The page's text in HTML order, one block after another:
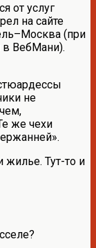
от услуг
на сайте
(при
в ВебМани).
не
же чехи
жилье. Тут-то и